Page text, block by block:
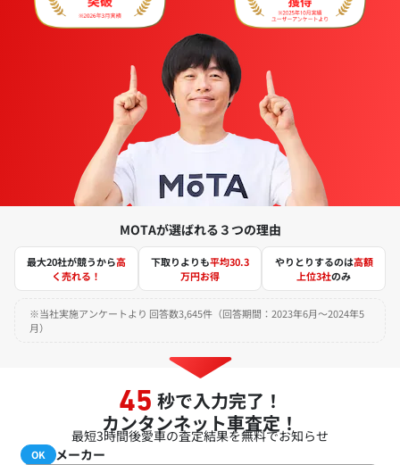
MOTAが選ばれる３つの理由
最大20社が競うから高
く売れる！
下取りよりも平均30.3
万円お得
やりとりするのは高額
上位3社のみ
※当社実施アンケートより 回答数3,645件（回答期間：2023年6月～2024年5
月）
45 秒で入力完了！
カンタンネット車査定！
最短3時間後愛車の査定結果を無料でお知らせ
メーカー
必須
OK